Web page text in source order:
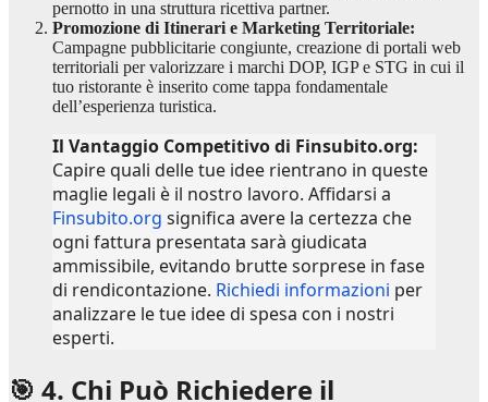
pernotto in una struttura ricettiva partner.
Promozione di Itinerari e Marketing Territoriale:
Campagne pubblicitarie congiunte, creazione di portali web
territoriali per valorizzare i marchi DOP, IGP e STG in cui il
tuo ristorante è inserito come tappa fondamentale
dell’esperienza turistica.
Il Vantaggio Competitivo di Finsubito.org:
Capire quali delle tue idee rientrano in queste
maglie legali è il nostro lavoro. Affidarsi a
Finsubito.org significa avere la certezza che
ogni fattura presentata sarà giudicata
ammissibile, evitando brutte sorprese in fase
di rendicontazione. Richiedi informazioni per
analizzare le tue idee di spesa con i nostri
esperti.
🎯 4. Chi Può Richiedere il